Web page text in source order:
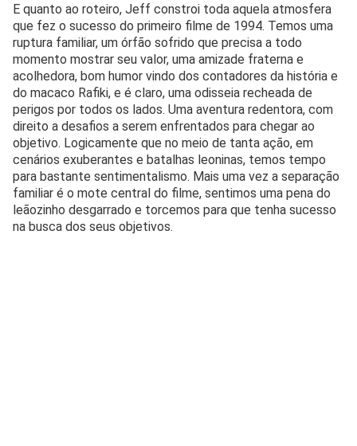
E quanto ao roteiro, Jeff constroi toda aquela atmosfera
que fez o sucesso do primeiro filme de 1994. Temos uma
ruptura familiar, um órfão sofrido que precisa a todo
momento mostrar seu valor, uma amizade fraterna e
acolhedora, bom humor vindo dos contadores da história e
do macaco Rafiki, e é claro, uma odisseia recheada de
perigos por todos os lados. Uma aventura redentora, com
direito a desafios a serem enfrentados para chegar ao
objetivo. Logicamente que no meio de tanta ação, em
cenários exuberantes e batalhas leoninas, temos tempo
para bastante sentimentalismo. Mais uma vez a separação
familiar é o mote central do filme, sentimos uma pena do
leãozinho desgarrado e torcemos para que tenha sucesso
na busca dos seus objetivos.